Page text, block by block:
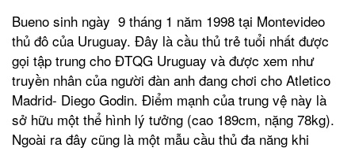
Bueno sinh ngày 9 tháng 1 năm 1998 tại Montevideo
thủ đô của Uruguay. Đây là cầu thủ trẻ tuổi nhất được
gọi tập trung cho ĐTQG Uruguay và được xem như
truyền nhân của người đàn anh đang chơi cho Atletico
Madrid- Diego Godin. Điểm mạnh của trung vệ này là
sở hữu một thể hình lý tưởng (cao 189cm, nặng 78kg).
Ngoài ra đây cũng là một mẫu cầu thủ đa năng khi